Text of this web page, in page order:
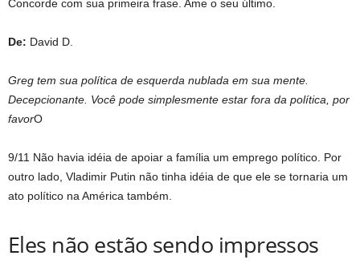
Concorde com sua primeira frase. Ame o seu último.
De: David D.
Greg tem sua política de esquerda nublada em sua mente.
Decepcionante. Você pode simplesmente estar fora da política, por
favorO
9/11 Não havia idéia de apoiar a família um emprego político. Por
outro lado, Vladimir Putin não tinha idéia de que ele se tornaria um
ato político na América também.
Eles não estão sendo impressos